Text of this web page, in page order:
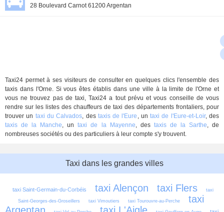
28 Boulevard Carnot 61200 Argentan
Taxi24 permet à ses visiteurs de consulter en quelques clics l'ensemble des
taxis dans l'Orne. Si vous êtes établis dans une ville à la limite de l'Orne et
vous ne trouvez pas de taxi, Taxi24 a tout prévu et vous conseille de vous
rendre sur les listes des chauffeurs de taxi des départements frontaliers, pour
trouver un taxi du Calvados, des taxis de l'Eure , untaxi de l'Eure-et-Loir, des
taxis de la Manche, untaxi de la Mayenne, des taxis de la Sarthe, de
nombreuses sociétés ou des particuliers à leur compte s'y trouvent.
Taxi dans les grandes villes
taxi Saint-Germain-du-Corbéis taxi Alençon taxi Flers taxi
Saint-Georges-des-Groseillers taxi Vimoutiers taxi Tourouvre-au-Perche
taxi